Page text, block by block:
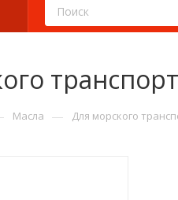
Масла — Для морского